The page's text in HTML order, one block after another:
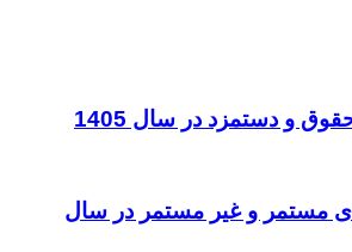
و دستمزد در سال 1405
مستمر و غیر مستمر در سال